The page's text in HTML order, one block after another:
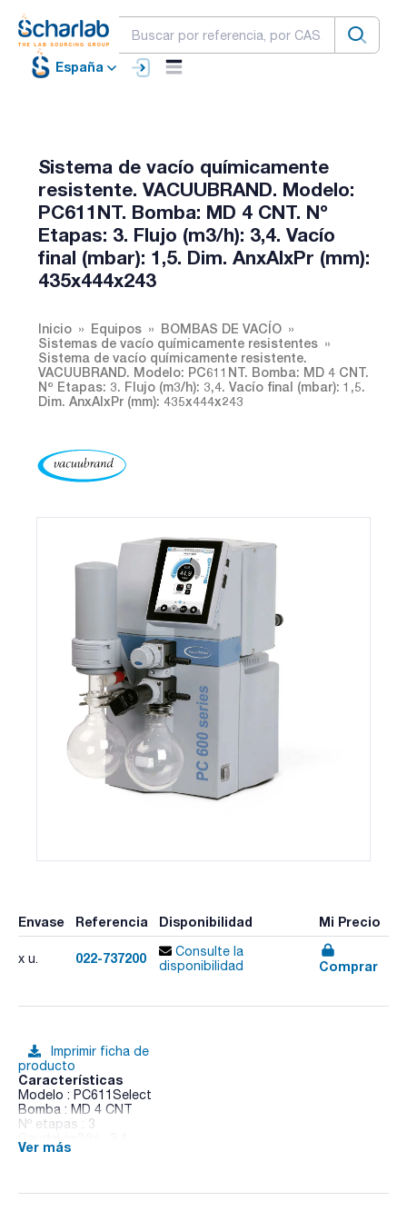
España
Sistema de vacío químicamente
resistente. VACUUBRAND. Modelo:
PC611NT. Bomba: MD 4 CNT. Nº
Etapas: 3. Flujo (m3/h): 3,4. Vacío
final (mbar): 1,5. Dim. AnxAlxPr (mm):
435x444x243
Inicio Equipos
BOMBAS DE VACÍO
Sistemas de vacío químicamente resistentes
Sistema de vacío químicamente resistente.
VACUUBRAND. Modelo: PC611NT. Bomba: MD 4 CNT.
Nº Etapas: 3. Flujo (m3/h): 3,4. Vacío final (mbar): 1,5.
Dim. AnxAlxPr (mm): 435x444x243
Envase Referencia Disponibilidad Mi Precio
x u. 022-737200
Consulte la
disponibilidad
Comprar
Imprimir ficha de
producto
Características
Modelo : PC611Select
Bomba : MD 4 CNT
Nº etapas : 3
Vacío final (mbar abs.) : 1,5
Pack (u.) : 1
Ver más